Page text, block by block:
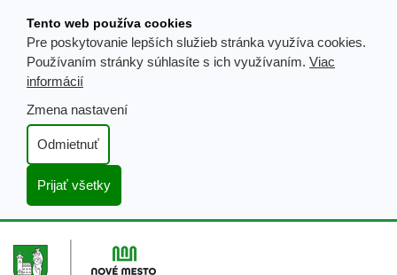
obsahu
Tento web používa cookies
Pre poskytovanie lepších služieb stránka využíva cookies.
Používaním stránky súhlasíte s ich využívaním. Viac
informácií
Zmena nastavení
Odmietnuť
Prijať všetky